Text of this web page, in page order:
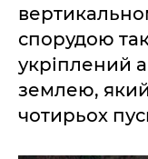
спорудою
укріплений
землею,
чотирьох